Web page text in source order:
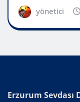
yönetici
Erzurum Sevdası